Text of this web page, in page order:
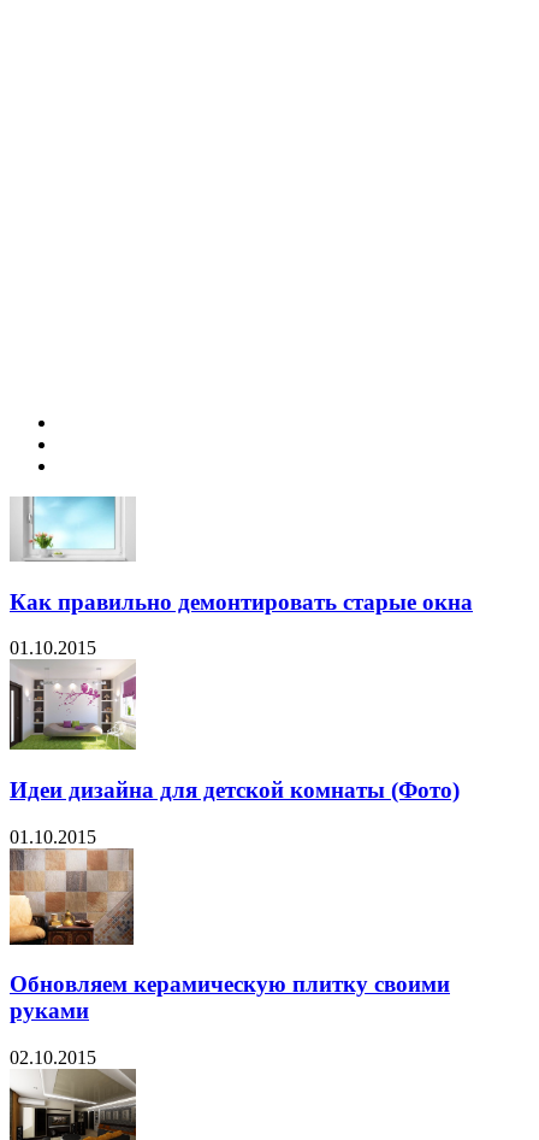
Как правильно демонтировать старые окна
01.10.2015
Идеи дизайна для детской комнаты (Фото)
01.10.2015
Обновляем керамическую плитку своими
руками
02.10.2015